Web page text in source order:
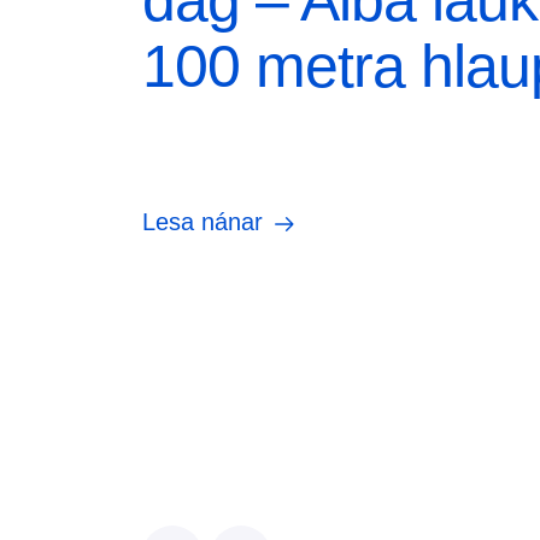
100 metra
Lesa nánar